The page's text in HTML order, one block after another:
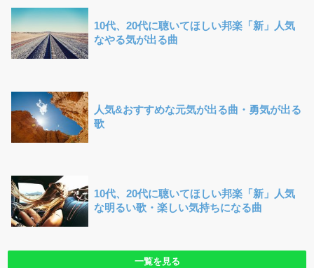
10代、20代に聴いてほしい邦楽「新」人気
なやる気が出る曲
人気&おすすめな元気が出る曲・勇気が出る
歌
10代、20代に聴いてほしい邦楽「新」人気
な明るい歌・楽しい気持ちになる曲
一覧を見る